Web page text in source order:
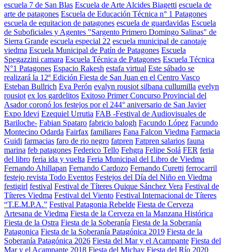
escuela 7 de San Blas Escuela de Arte Alcides Biagetti escuela de
arte de patagones Escuela de Educación Técnica n° 1 Patagones
escuela de equitacion de patagones escuela de guardavidas Escuela
de Suboficiales y Agentes "Sargento Primero Domingo Salinas" de
Sierra Grande escuela especial 22 escuela municipal de canotaje
viedma Escuela Municipal de Patín de Patagones Escuela
Spegazzini camara Escuela Técnica de Patagones Escuela Técnica
N°1 Patagones Espacio Rakesh estafa virtual Este sábado se
realizará la 12º Edición Fiesta de San Juan en el Centro Vasco
Esteban Bullrich Eva Perón evalyn rousiot silbana cullumilla evelyn
rousiot ex los gardelitos Exitoso Primer Concurso Provincial del
Asador coronó los festejos por el 244° aniversario de San Javier
Expo Idevi Ezequiel Urrutia FAB -Festival de Audiovisuales de
Bariloche- Fabian Spataro fabricio balogh Facundo López Facundo
Montecino Odarda Fairfax familiares Fana Falcon Viedma Farmacia
Guidi farmacias faro de rio negro fatpren Fatpren salarios fauna
marina feb patagones Federico Tello Fehgra Felipe Solá FER feria
del libro feria ida y vuelta Feria Municipal del Libro de Viedma
Fernando Ahillapan Fernando Cardozo Fernando Curetti ferrocarril
festejo revista Todo Eventos Festejos del Día del Niño en Viedma
festigirl festival Festival de Títeres Quique Sánchez Vera Festival de
Títeres Viedma Festival del Viento Festival Internacional de Títeres
“T.E.M.P.A.” Festival Patagonia Rebelde Fiesta de Cerveza
Artesana de Viedma Fiesta de la Cerveza en la Manzana Histórica
Fiesta de la Ostra Fiesta de la Soberanía Fiesta de la Soberanía
Patagonica Fiesta de la Soberanía Patagónica 2019 Fiesta de la
Soberanía Patagónica 2026 Fiesta del Mar y el Acampante Fiesta del
Mar y el Acampante 2018 Fiesta del Michay Fiesta del Río 2020